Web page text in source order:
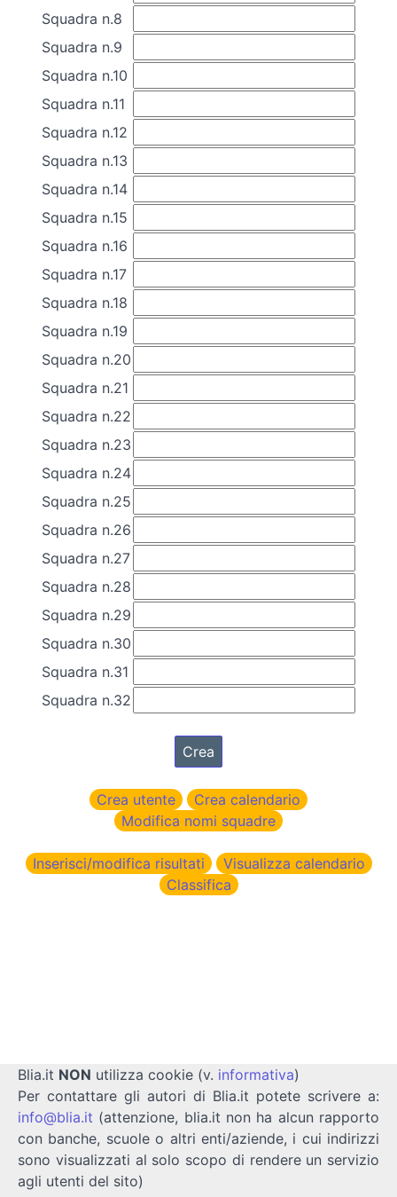
Squadra n.8
Squadra n.9
Squadra n.10
Squadra n.11
Squadra n.12
Squadra n.13
Squadra n.14
Squadra n.15
Squadra n.16
Squadra n.17
Squadra n.18
Squadra n.19
Squadra n.20
Squadra n.21
Squadra n.22
Squadra n.23
Squadra n.24
Squadra n.25
Squadra n.26
Squadra n.27
Squadra n.28
Squadra n.29
Squadra n.30
Squadra n.31
Squadra n.32
Crea utente
Crea calendario
Modifica nomi squadre
Inserisci/modifica risultati
Visualizza calendario
Classifica
Blia.it NON utilizza cookie (v. informativa)
Per contattare gli autori di Blia.it potete scrivere a:
info@blia.it (attenzione, blia.it non ha alcun rapporto
con banche, scuole o altri enti/aziende, i cui indirizzi
sono visualizzati al solo scopo di rendere un servizio
agli utenti del sito)